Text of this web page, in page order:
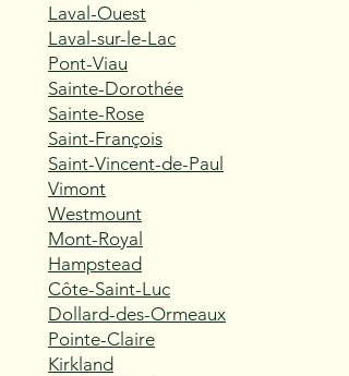
Laval-Ouest
Laval-sur-le-Lac
Pont-Viau
Sainte-Dorothée
Sainte-Rose
Saint-François
Saint-Vincent-de-Paul
Vimont
Westmount
Mont-Royal
Hampstead
Côte-Saint-Luc
Dollard-des-Ormeaux
Pointe-Claire
Kirkland